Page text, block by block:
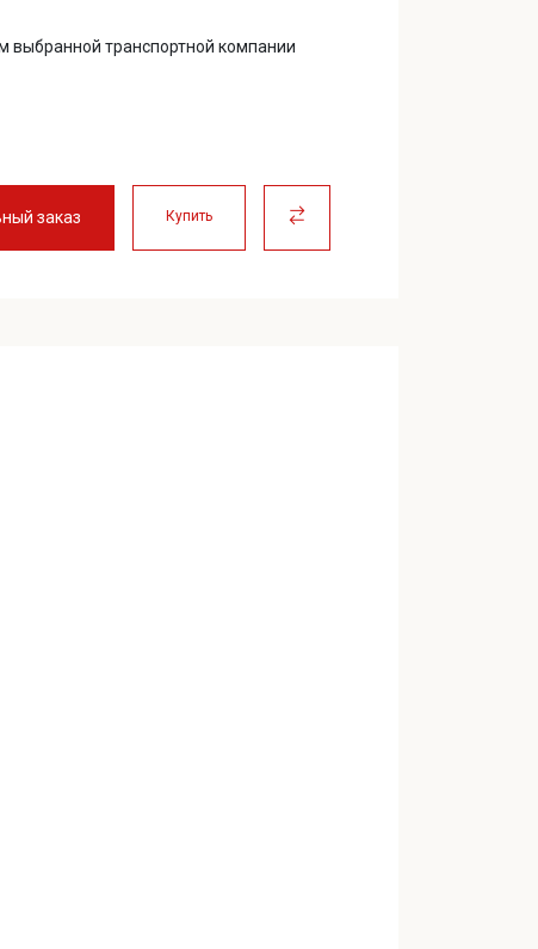
выбранной транспортной компании
заказ Купить